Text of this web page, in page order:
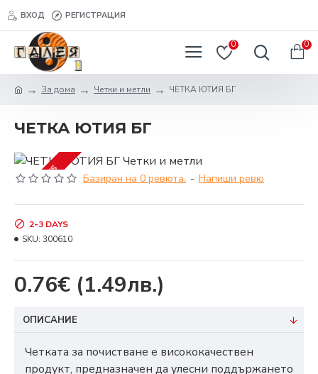
ВХОД РЕГИСТРАЦИЯ
0 0
За дома Четки и метли ЧЕТКА ЮТИЯ БГ
ЧЕТКА ЮТИЯ БГ
2-3 DAYS Базиран на 0 ревюта. - Напиши ревю
0.76€ (1.49лв.)
2-3 DAYS
SKU: 300610
ОПИСАНИЕ
Четката за почистване е висококачествен
продукт, предназначен да улесни поддържането